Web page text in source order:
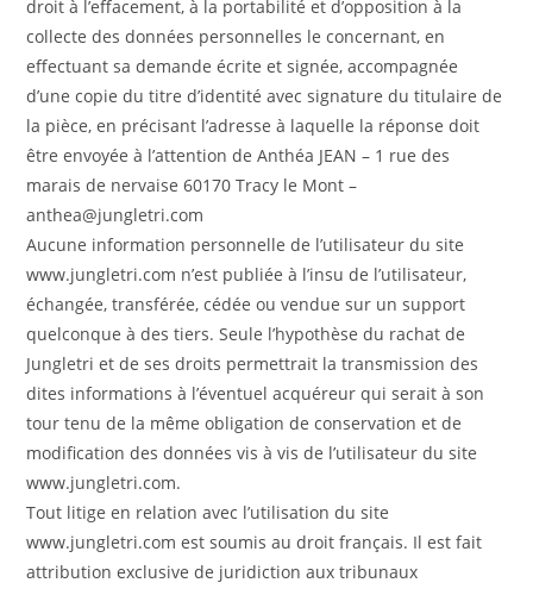
droit à l’effacement, à la portabilité et d’opposition à la
collecte des données personnelles le concernant, en
effectuant sa demande écrite et signée, accompagnée
d’une copie du titre d’identité avec signature du titulaire de
la pièce, en précisant l’adresse à laquelle la réponse doit
être envoyée à l’attention de Anthéa JEAN – 1 rue des
marais de nervaise 60170 Tracy le Mont –
anthea@jungletri.com
Aucune information personnelle de l’utilisateur du site
www.jungletri.com n’est publiée à l’insu de l’utilisateur,
échangée, transférée, cédée ou vendue sur un support
quelconque à des tiers. Seule l’hypothèse du rachat de
Jungletri et de ses droits permettrait la transmission des
dites informations à l’éventuel acquéreur qui serait à son
tour tenu de la même obligation de conservation et de
modification des données vis à vis de l’utilisateur du site
www.jungletri.com.
Tout litige en relation avec l’utilisation du site
www.jungletri.com est soumis au droit français. Il est fait
attribution exclusive de juridiction aux tribunaux